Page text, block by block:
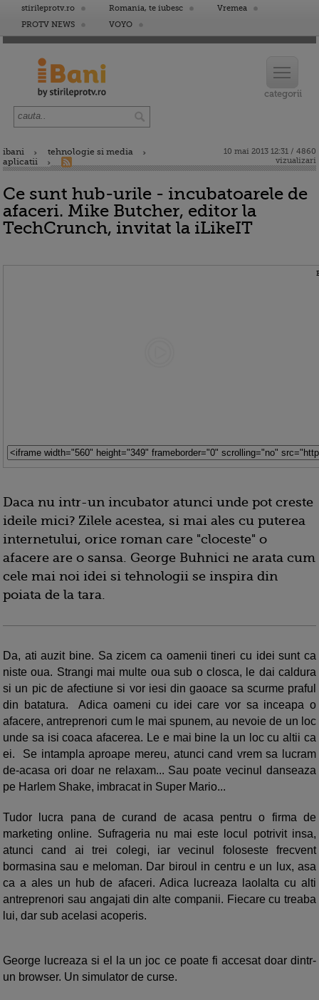
stirileprotv.ro Romania, te iubesc
Vremea
PROTV NEWS
VOYO
ibani
tehnologie si media
aplicatii
10 mai 2013 12:31 / 4860
vizualizari
Ce sunt hub-urile - incubatoarele de
afaceri. Mike Butcher, editor la
TechCrunch, invitat la iLikeIT
Daca nu intr-un incubator atunci unde pot creste
ideile mici? Zilele acestea, si mai ales cu puterea
internetului, orice roman care "cloceste" o
afacere are o sansa. George Buhnici ne arata cum
cele mai noi idei si tehnologii se inspira din
poiata de la tara.
Da, ati auzit bine. Sa zicem ca oamenii tineri cu idei sunt ca
niste oua. Strangi mai multe oua sub o closca, le dai caldura
si un pic de afectiune si vor iesi din gaoace sa scurme praful
din batatura. Adica oameni cu idei care vor sa inceapa o
afacere, antreprenori cum le mai spunem, au nevoie de un loc
unde sa isi coaca afacerea. Le e mai bine la un loc cu altii ca
ei. Se intampla aproape mereu, atunci cand vrem sa lucram
de-acasa ori doar ne relaxam... Sau poate vecinul danseaza
pe Harlem Shake, imbracat in Super Mario...
Tudor lucra pana de curand de acasa pentru o firma de
marketing online. Sufrageria nu mai este locul potrivit insa,
atunci cand ai trei colegi, iar vecinul foloseste frecvent
bormasina sau e meloman. Dar biroul in centru e un lux, asa
ca a ales un hub de afaceri. Adica lucreaza laolalta cu alti
antreprenori sau angajati din alte companii. Fiecare cu treaba
lui, dar sub acelasi acoperis.
George lucreaza si el la un joc ce poate fi accesat doar dintr-
un browser. Un simulator de curse.